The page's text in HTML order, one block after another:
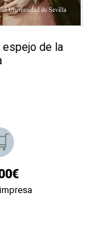
espejo de la